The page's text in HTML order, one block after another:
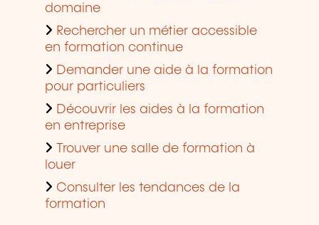
domaine
Rechercher un métier accessible
en formation continue
Demander une aide à la formation
pour particuliers
Découvrir les aides à la formation
en entreprise
Trouver une salle de formation à
louer
Consulter les tendances de la
formation